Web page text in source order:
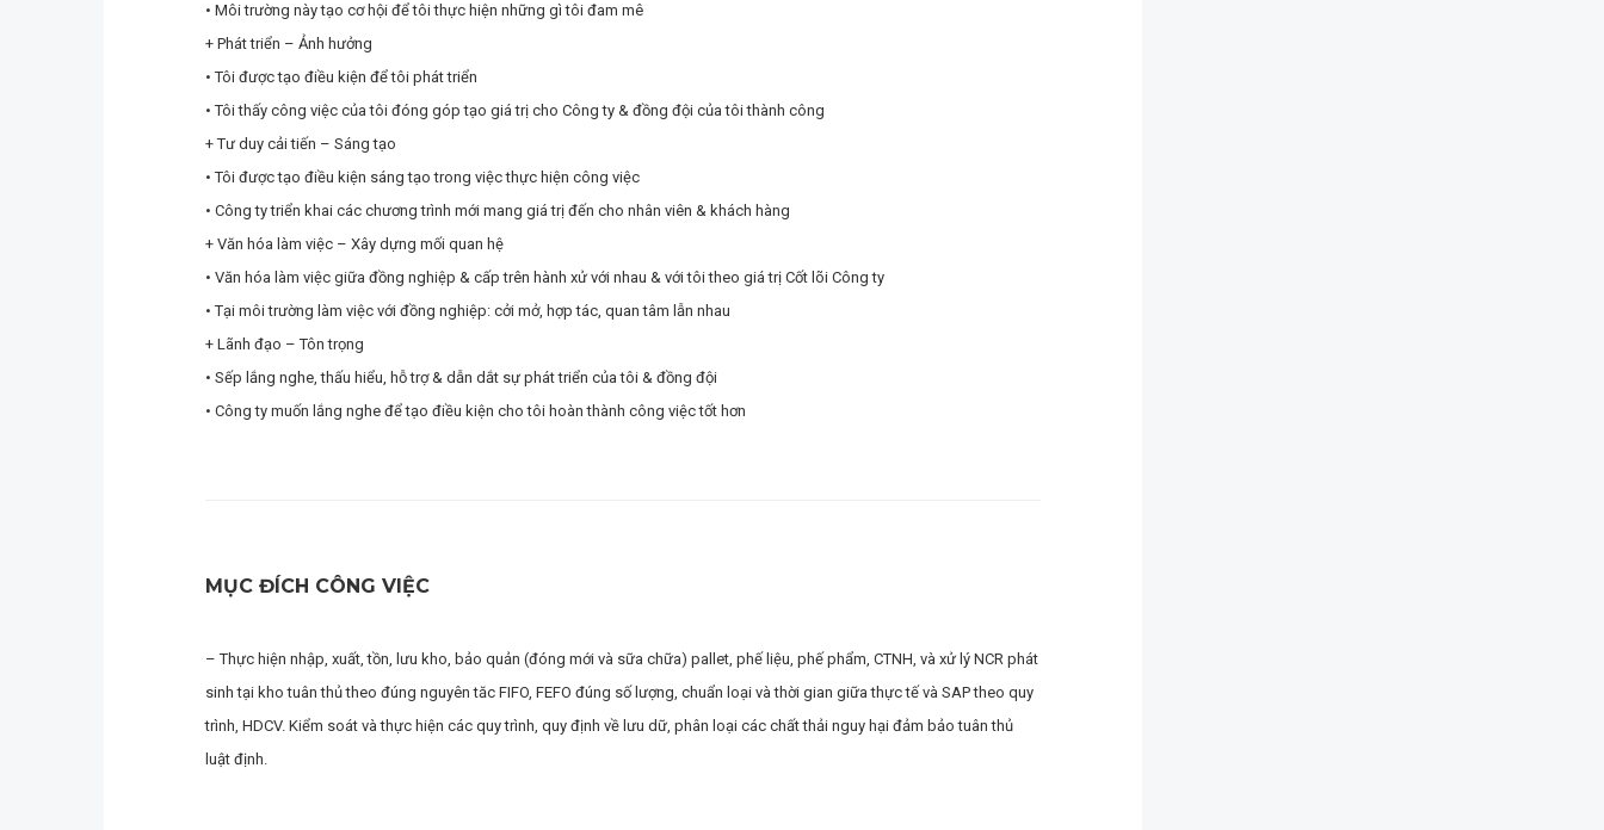
• Môi trường này tạo cơ hội để tôi thực hiện những gì tôi đam mê
+ Phát triển – Ảnh hưởng
• Tôi được tạo điều kiện để tôi phát triển
• Tôi thấy công việc của tôi đóng góp tạo giá trị cho Công ty & đồng đội của tôi thành công
+ Tư duy cải tiến – Sáng tạo
• Tôi được tạo điều kiện sáng tạo trong việc thực hiện công việc
• Công ty triển khai các chương trình mới mang giá trị đến cho nhân viên & khách hàng
+ Văn hóa làm việc – Xây dựng mối quan hệ
• Văn hóa làm việc giữa đồng nghiệp & cấp trên hành xử với nhau & với tôi theo giá trị Cốt lõi Công ty
• Tại môi trường làm việc với đồng nghiệp: cởi mở, hợp tác, quan tâm lẫn nhau
+ Lãnh đạo – Tôn trọng
• Sếp lắng nghe, thấu hiểu, hỗ trợ & dẫn dắt sự phát triển của tôi & đồng đội
• Công ty muốn lắng nghe để tạo điều kiện cho tôi hoàn thành công việc tốt hơn
MỤC ĐÍCH CÔNG VIỆC
– Thực hiện nhập, xuất, tồn, lưu kho, bảo quản (đóng mới và sữa chữa) pallet, phế liệu, phế phẩm, CTNH, và xử lý NCR phát
sinh tại kho tuân thủ theo đúng nguyên tăc FIFO, FEFO đúng số lượng, chuẩn loại và thời gian giữa thực tế và SAP theo quy
trình, HDCV. Kiểm soát và thực hiện các quy trình, quy định về lưu dữ, phân loại các chất thải nguy hại đảm bảo tuân thủ
luật định.